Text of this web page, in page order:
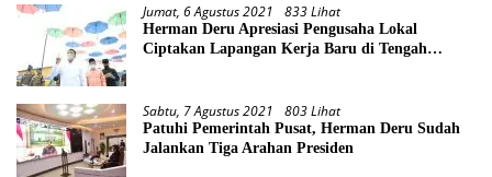
Jumat, 6 Agustus 2021 833 Lihat
Herman Deru Apresiasi Pengusaha Lokal
Ciptakan Lapangan Kerja Baru di Tengah
Sabtu, 7 Agustus 2021 803 Lihat
Patuhi Pemerintah Pusat, Herman Deru Sudah
Jalankan Tiga Arahan Presiden